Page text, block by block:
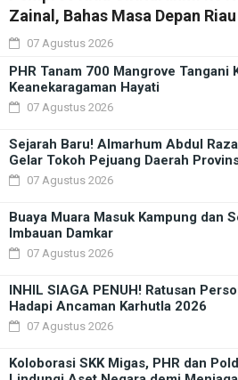
Zainal, Bahas Masa Depan Riau
07 Agustus 2026
PHR Tanam 700 Mangrove
Keanekaragaman Hayati
07 Agustus 2026
Sejarah Baru! Almarhum Abdul
Gelar Tokoh Pejuang Daerah
07 Agustus 2026
Buaya Muara Masuk Kampung dan
Imbauan Damkar
07 Agustus 2026
INHIL SIAGA PENUH! Ratusan
Hadapi Ancaman Karhutla 2026
07 Agustus 2026
Koloborasi SKK Migas, PHR dan